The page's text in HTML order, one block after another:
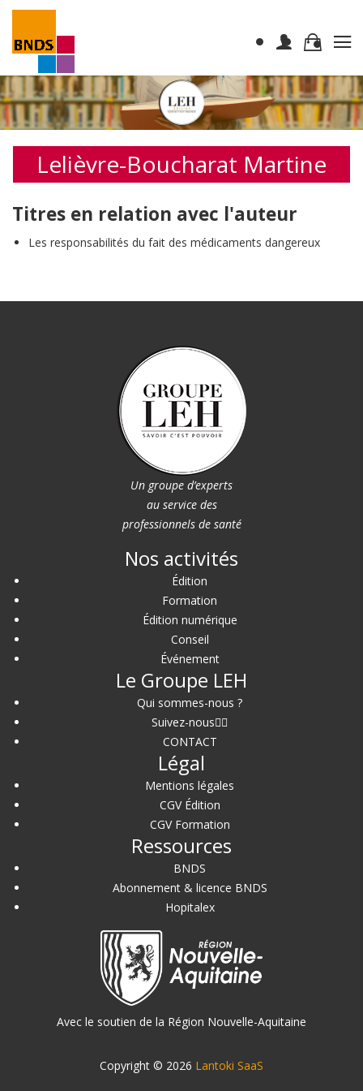
Lelièvre-Boucharat Martine
Titres en relation avec l'auteur
Les responsabilités du fait des médicaments dangereux
Un groupe d’experts
au service des
professionnels de santé
Nos activités
Édition
Formation
Édition numérique
Conseil
Événement
Le Groupe LEH
Qui sommes-nous ?
Suivez-nous
CONTACT
Légal
Mentions légales
CGV Édition
CGV Formation
Ressources
BNDS
Abonnement & licence BNDS
Hopitalex
Avec le soutien de la Région Nouvelle-Aquitaine
Copyright © 2026 Lantoki SaaS